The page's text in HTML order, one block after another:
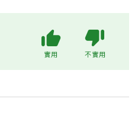
實用 不實用